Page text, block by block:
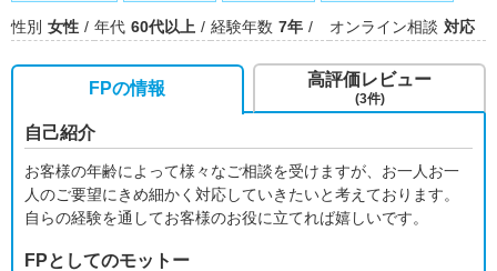
性別 女性 年代 60代以上 経験年数 7年 オンライン相談 対応
FPの情報
自己紹介
お客様の年齢によって様々なご相談を受けますが、お一人お一
人のご要望にきめ細かく対応していきたいと考えております。
自らの経験を通してお客様のお役に立てれば嬉しいです。
FPとしてのモットー
高評価レビュー
(3件)